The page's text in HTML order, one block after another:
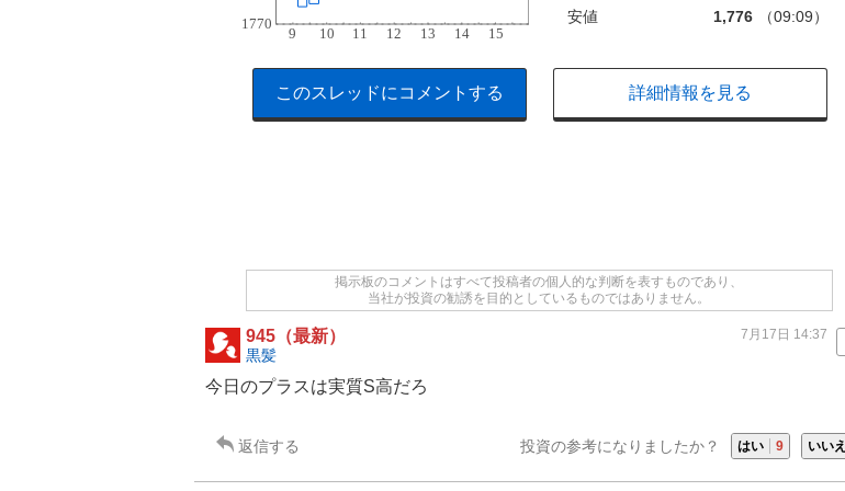
安値
1,776 （09:09）
このスレッドにコメントする 詳細情報を見る
掲示板のコメントはすべて投稿者の個人的な判断を表すものであり、
当社が投資の勧誘を目的としているものではありません。
945（最新）
黒髪
7月17日 14:37
今日のプラスは実質S高だろ
返信する 投資の参考になりましたか？ はい 9 いいえ